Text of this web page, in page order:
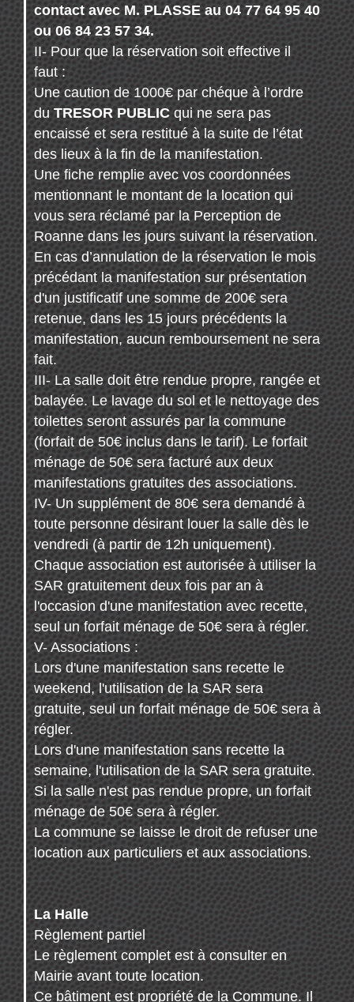
contact avec M. PLASSE au 04 77 64 95 40
ou 06 84 23 57 34.
II- Pour que la réservation soit effective il
faut :
Une caution de 1000€ par chéque à l’ordre
duTRESOR PUBLIC qui ne sera pas
encaissé et sera restitué à la suite de l’état
des lieux à la fin de la manifestation.
Une fiche remplie avec vos coordonnées
mentionnant le montant de la location qui
vous sera réclamé par la Perception de
Roanne dans les jours suivant la réservation.
En cas d’annulation de la réservation le mois
précédant la manifestation sur présentation
d'un justificatif une somme de 200€ sera
retenue, dans les 15 jours précédents la
manifestation, aucun remboursement ne sera
fait.
III- La salle doit être rendue propre, rangée et
balayée. Le lavage du sol et le nettoyage des
toilettes seront assurés par la commune
(forfait de 50€ inclus dans le tarif). Le forfait
ménage de 50€ sera facturé aux deux
manifestations gratuites des associations.
IV- Un supplément de 80€ sera demandé à
toute personne désirant louer la salle dès le
vendredi (à partir de 12h uniquement).
Chaque association est autorisée à utiliser la
SAR gratuitement deux fois par an à
l'occasion d'une manifestation avec recette,
seul un forfait ménage de 50€ sera à régler.
V- Associations :
Lors d'une manifestation sans recette le
weekend, l'utilisation de la SAR sera
gratuite, seul un forfait ménage de 50€ sera à
régler.
Lors d'une manifestation sans recette la
semaine, l'utilisation de la SAR sera gratuite.
Si la salle n'est pas rendue propre, un forfait
ménage de 50€ sera à régler.
La commune se laisse le droit de refuser une
location aux particuliers et aux associations.
La Halle
Règlement partiel
Le règlement complet est à consulter en
Mairie avant toute location.
Ce bâtiment est propriété de la Commune. Il